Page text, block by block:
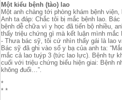
Một kiểu bệnh (tào) lao
Một anh chàng tới phòng khám bệnh
Anh ta đáp: Chắc tôi bị mắc bệnh lao.
bệnh dễ chữa vì y học đã tiến bộ nhiều,
thấy triệu chứng gì mà kết luận mình mắc
- Thưa bác sỹ, tôi cứ nhìn thấy gái là lao
Bác sỹ đã ghi vào sổ y bạ của anh ta:
mắc cả lao tuýp 3 (tức lao lực). Bệnh tự
cuối với triệu chứng biểu hiện giai: Bệnh
không đuổi…”.
*
* *